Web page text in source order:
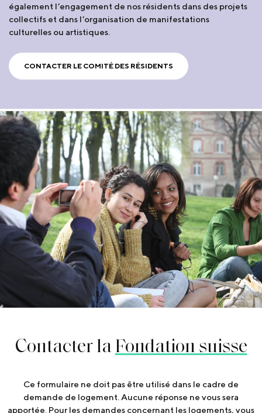
également l’engagement de nos résidents dans des projets
collectifs et dans l’organisation de manifestations
culturelles ou artistiques.
CONTACTER LE COMITÉ DES RÉSIDENTS
Contacter laFondation suisse
Ce formulaire ne doit pas être utilisé dans le cadre de
demande de logement. Aucune réponse ne vous sera
apportée. Pour les demandes concernant les logements, vous